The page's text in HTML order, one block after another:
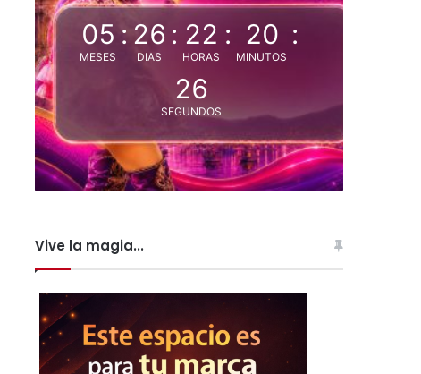
05
MESES
: 26
DIAS
: 22
HORAS
: 20
MINUTOS
:
25
SEGUNDOS
Vive la magia...